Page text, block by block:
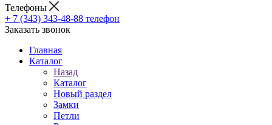
Телефоны
+ 7 (343) 343-48-88 телефон
Заказать звонок
Главная
Каталог
Назад
Каталог
Новый раздел
Замки
Петли